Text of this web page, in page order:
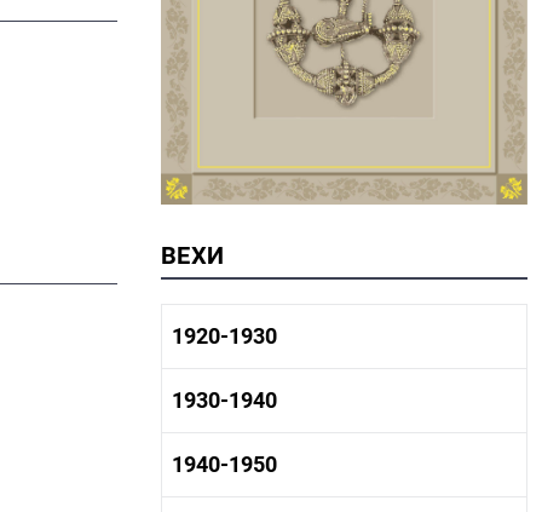
ВЕХИ
1920-1930
1920-1930 история
1920-1930 культура
1930-1940
1930-1940 история
1930-1940 культура
1940-1950